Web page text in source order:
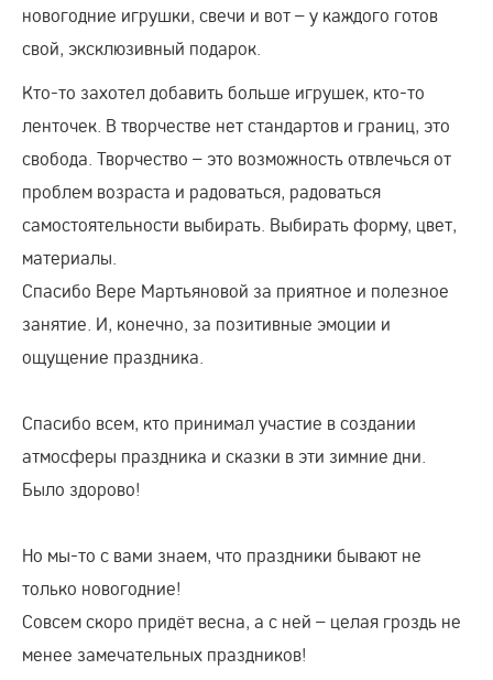
новогодние игрушки, свечи и вот – у каждого готов
свой, эксклюзивный подарок.
Кто-то захотел добавить больше игрушек, кто-то
ленточек. В творчестве нет стандартов и границ, это
свобода. Творчество – это возможность отвлечься от
проблем возраста и радоваться, радоваться
самостоятельности выбирать. Выбирать форму, цвет,
материалы.
Спасибо Вере Мартьяновой за приятное и полезное
занятие. И, конечно, за позитивные эмоции и
ощущение праздника.
Спасибо всем, кто принимал участие в создании
атмосферы праздника и сказки в эти зимние дни.
Было здорово!
Но мы-то с вами знаем, что праздники бывают не
только новогодние!
Совсем скоро придёт весна, а с ней – целая гроздь не
менее замечательных праздников!